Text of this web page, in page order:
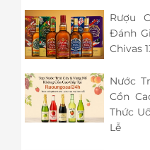
Rượu
Đánh
Chivas
Nước
Cồn
Thức
Lễ